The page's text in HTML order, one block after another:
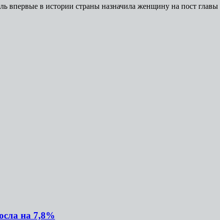
в истории страны назначила женщину на пост главы
на 7,8%